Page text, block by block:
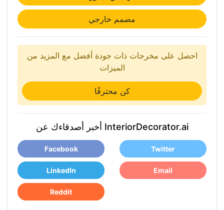
مصمم خارجي
احصل على مخرجات ذات جودة أفضل مع المزيد من
الميزات
كن محترفًا
أخبر أصدقاءك عن InteriorDecorator.ai
Facebook Twitter
LinkedIn Email
Reddit